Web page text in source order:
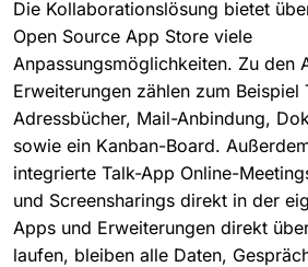
Die Kollaborationslösung bietet
Open Source App Store viele
Anpassungsmöglichkeiten. Zu den
Erweiterungen zählen zum Beispiel
Adressbücher, Mail-Anbindung,
sowie ein Kanban-Board.
integrierte Talk-App Online-
und Screensharings direkt in der
Apps und Erweiterungen direkt
laufen, bleiben alle Daten,